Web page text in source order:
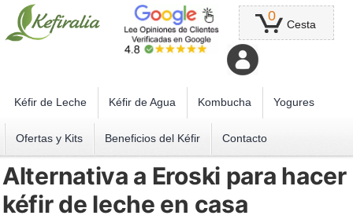
0
Cesta
Kéfir de Leche Kéfir de Agua Kombucha Yogures
Ofertas y Kits Beneficios del Kéfir Contacto
Alternativa a Eroski para hacer
kéfir de leche en casa